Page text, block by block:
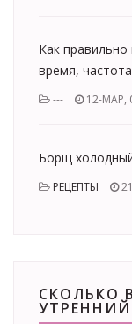
Как
время,
--- 12-МАР,
Борщ
РЕЦЕПТЫ
СКОЛЬКО